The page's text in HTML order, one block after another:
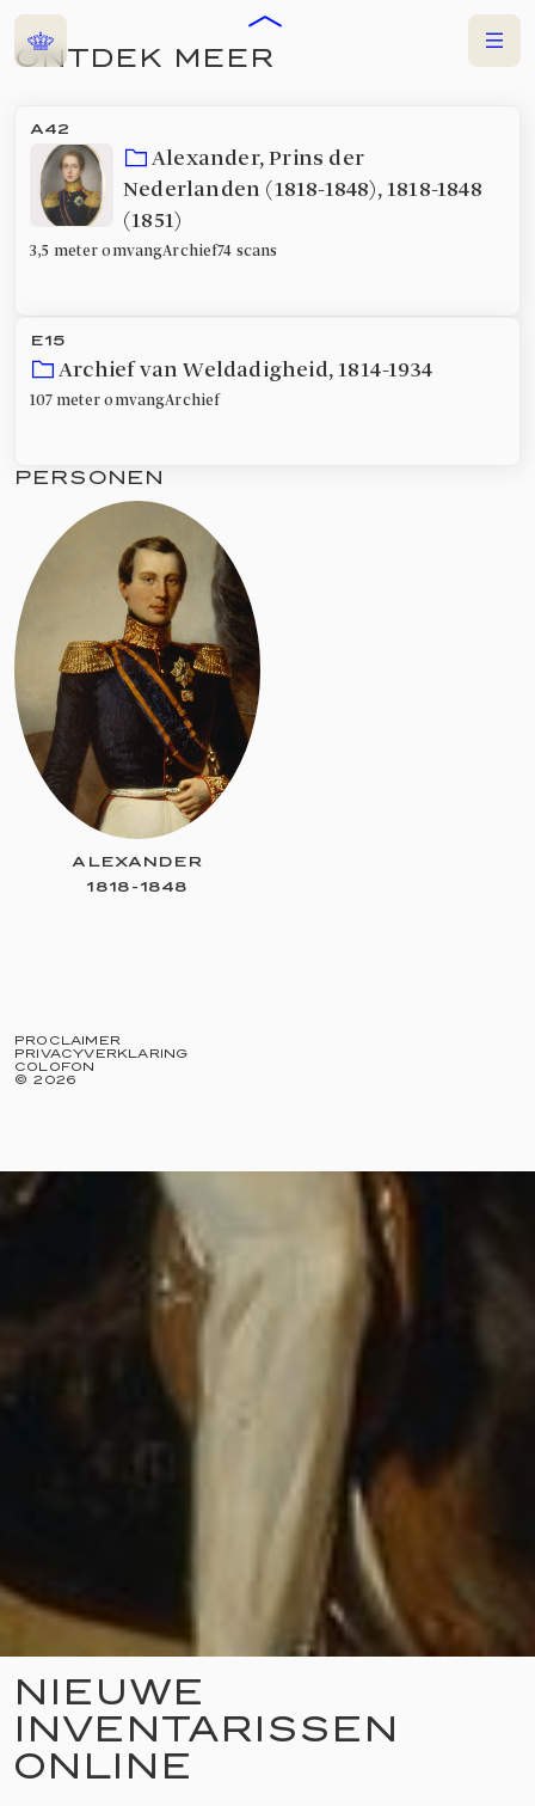
Home Menu
NIEUWE
INVENTARISSEN
ONLINE
ONTDEK MEER
A42
Alexander, Prins der
Nederlanden (1818-1848),1818-1848
(1851)
3,5 meter omvangArchief74 scans
E15
Archief van Weldadigheid,1814-1934
107 meter omvangArchief
PERSONEN
ALEXANDER
1818-1848
PROCLAIMER
PRIVACYVERKLARING
COLOFON
©2026